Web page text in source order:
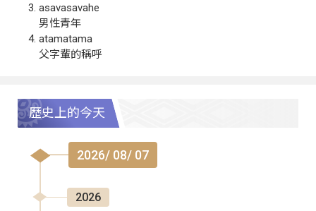
asavasavahe
男性青年
atamatama
父字輩的稱呼
歷史上的今天
2026/ 08/ 07
2026